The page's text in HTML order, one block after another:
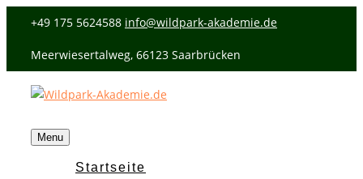
+49 175 5624588 info@wildpark-akademie.de
Meerwiesertalweg, 66123 Saarbrücken
Menu
Startseite